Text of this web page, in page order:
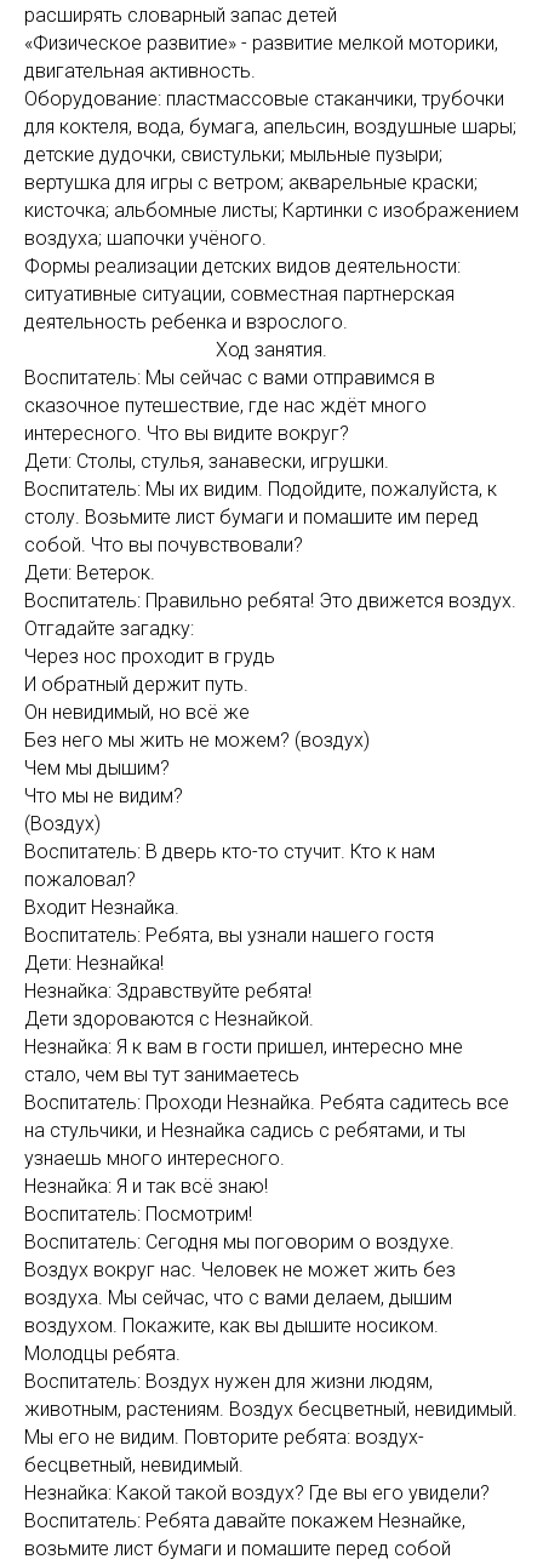
расширять словарный запас детей
«Физическое развитие» - развитие мелкой моторики,
двигательная активность.
Оборудование: пластмассовые стаканчики, трубочки
для коктеля, вода, бумага, апельсин, воздушные шары;
детские дудочки, свистульки; мыльные пузыри;
вертушка для игры с ветром; акварельные краски;
кисточка; альбомные листы; Картинки с изображением
воздуха; шапочки учёного.
Формы реализации детских видов деятельности:
ситуативные ситуации, совместная партнерская
деятельность ребенка и взрослого.
Ход занятия.
Воспитатель: Мы сейчас с вами отправимся в
сказочное путешествие, где нас ждёт много
интересного. Что вы видите вокруг?
Дети: Столы, стулья, занавески, игрушки.
Воспитатель: Мы их видим. Подойдите, пожалуйста, к
столу. Возьмите лист бумаги и помашите им перед
собой. Что вы почувствовали?
Дети: Ветерок.
Воспитатель: Правильно ребята! Это движется воздух.
Отгадайте загадку:
Через нос проходит в грудь
И обратный держит путь.
Он невидимый, но всё же
Без него мы жить не можем? (воздух)
Чем мы дышим?
Что мы не видим?
(Воздух)
Воспитатель: В дверь кто-то стучит. Кто к нам
пожаловал?
Входит Незнайка.
Воспитатель: Ребята, вы узнали нашего гостя
Дети: Незнайка!
Незнайка: Здравствуйте ребята!
Дети здороваются с Незнайкой.
Незнайка: Я к вам в гости пришел, интересно мне
стало, чем вы тут занимаетесь
Воспитатель: Проходи Незнайка. Ребята садитесь все
на стульчики, и Незнайка садись с ребятами, и ты
узнаешь много интересного.
Незнайка: Я и так всё знаю!
Воспитатель: Посмотрим!
Воспитатель: Сегодня мы поговорим о воздухе.
Воздух вокруг нас. Человек не может жить без
воздуха. Мы сейчас, что с вами делаем, дышим
воздухом. Покажите, как вы дышите носиком.
Молодцы ребята.
Воспитатель: Воздух нужен для жизни людям,
животным, растениям. Воздух бесцветный, невидимый.
Мы его не видим. Повторите ребята: воздух-
бесцветный, невидимый.
Незнайка: Какой такой воздух? Где вы его увидели?
Воспитатель: Ребята давайте покажем Незнайке,
возьмите лист бумаги и помашите перед собой